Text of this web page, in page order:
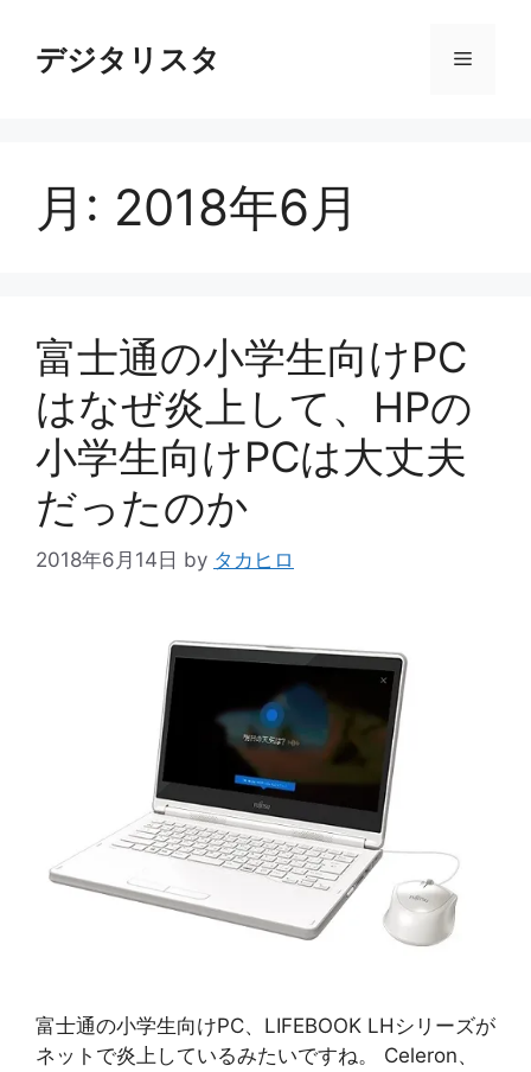
デジタリスタ メ
月: 2018年6月
富士通の小学生向けPC
はなぜ炎上して、HPの
小学生向けPCは大丈夫
だったのか
2018年6月14日 by タカヒロ
富士通の小学生向けPC、LIFEBOOK LHシリーズが
ネットで炎上しているみたいですね。 Celeron、